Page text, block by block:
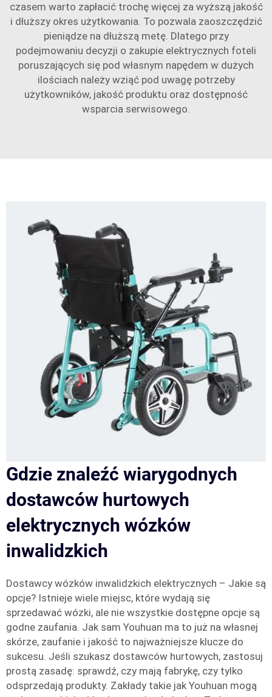
czasem warto zapłacić trochę więcej za wyższą jakość
i dłuższy okres użytkowania. To pozwala zaoszczędzić
pieniądze na dłuższą metę. Dlatego przy
podejmowaniu decyzji o zakupie elektrycznych foteli
poruszających się pod własnym napędem w dużych
ilościach należy wziąć pod uwagę potrzeby
użytkowników, jakość produktu oraz dostępność
wsparcia serwisowego.
Gdzie znaleźć wiarygodnych
dostawców hurtowych
elektrycznych wózków
inwalidzkich
Dostawcy wózków inwalidzkich elektrycznych – Jakie są
opcje? Istnieje wiele miejsc, które wydają się
sprzedawać wózki, ale nie wszystkie dostępne opcje są
godne zaufania. Jak sam Youhuan ma to już na własnej
skórze, zaufanie i jakość to najważniejsze klucze do
sukcesu. Jeśli szukasz dostawców hurtowych, zastosuj
prostą zasadę: sprawdź, czy mają fabrykę, czy tylko
odsprzedają produkty. Zakłady takie jak Youhuan mogą